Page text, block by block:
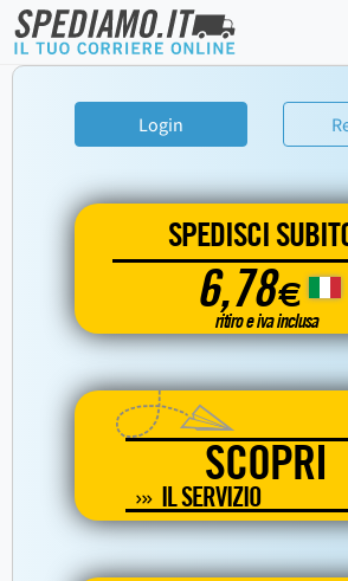
Login
SPEDISCI
6,78€
ritiro e iva inclusa
SCOPRI
IL SERVIZIO